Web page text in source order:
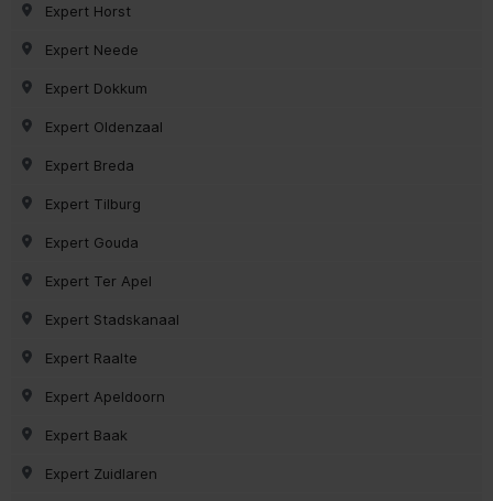
Expert Horst
Expert Neede
Expert Dokkum
Expert Oldenzaal
Expert Breda
Expert Tilburg
Expert Gouda
Expert Ter Apel
Expert Stadskanaal
Expert Raalte
Expert Apeldoorn
Expert Baak
Expert Zuidlaren